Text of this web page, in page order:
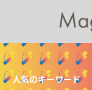
人気のキーワード